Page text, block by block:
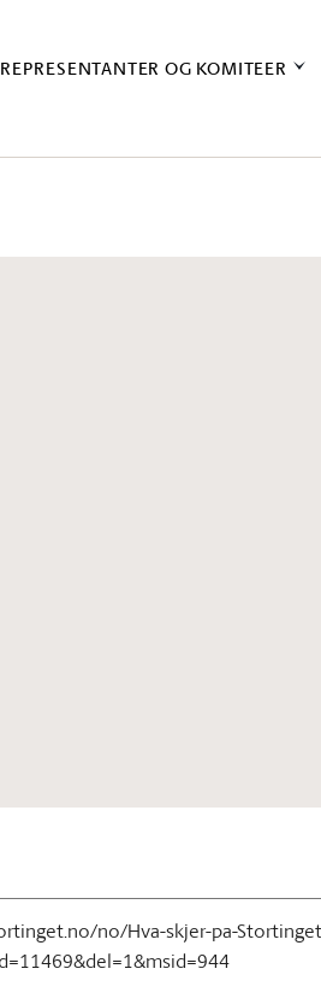
REPRESENTANTER OG KOMITEER